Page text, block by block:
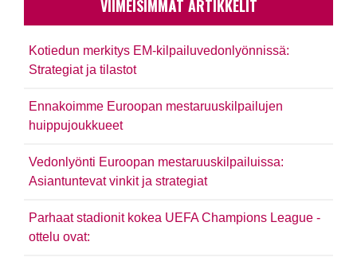
VIIMEISIMMÄT ARTIKKELIT
Kotiedun merkitys EM-kilpailuvedonlyönnissä:
Strategiat ja tilastot
Ennakoimme Euroopan mestaruuskilpailujen
huippujoukkueet
Vedonlyönti Euroopan mestaruuskilpailuissa:
Asiantuntevat vinkit ja strategiat
Parhaat stadionit kokea UEFA Champions League -
ottelu ovat: